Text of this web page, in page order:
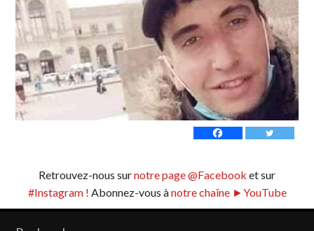
Retrouvez-nous surnotre page @Facebook et sur
#Instagram ! Abonnez-vous ànotre chaîne ►YouTube